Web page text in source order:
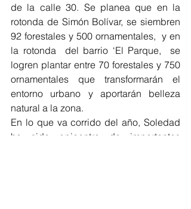
de la calle 30. Se planea que en la
rotonda de Simón Bolívar, se siembren
92 forestales y 500 ornamentales,  y en
la rotonda  del barrio ‘El Parque,  se
logren plantar entre 70 forestales y 750
ornamentales que transformarán el
entorno urbano y aportarán belleza
natural a la zona.
En lo que va corrido del año, Soledad
ha sido epicentro de importantes